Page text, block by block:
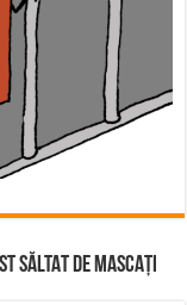
SĂLTAT DE MASCAȚI